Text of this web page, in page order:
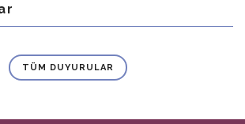
TÜM DUYURULAR